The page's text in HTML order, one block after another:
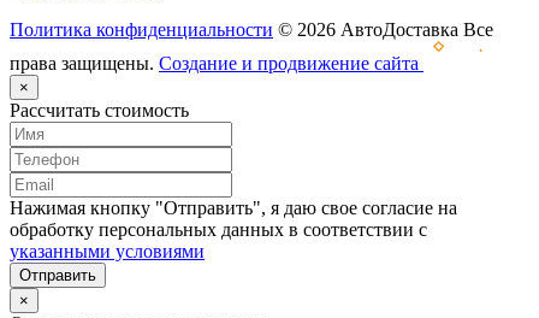
Политика конфиденциальности © 2026 АвтоДоставка Все
права защищены. Создание и продвижение сайта
×
Рассчитать стоимость
Нажимая кнопку "Отправить", я даю свое согласие на
обработку персональных данных в соответствии с
указанными условиями
Отправить
×